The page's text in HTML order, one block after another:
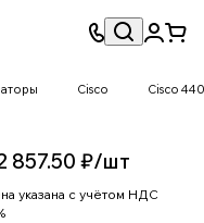
Cisco Cisco
857.50 ₽/шт
указана с учётом НДС